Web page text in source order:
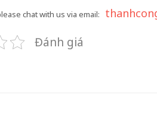
chat with us via email:
Đánh giá